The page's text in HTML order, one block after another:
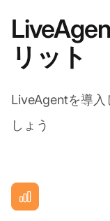
リット
LiveAgentを導入
しょう